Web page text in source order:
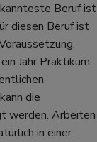
Beruf ist
diesen Beruf ist
Jahr Praktikum,
die
werden. Arbeiten
in einer